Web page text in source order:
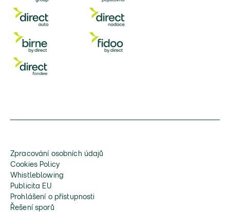
Zpracování osobních údajů
Cookies Policy
Whistleblowing
Publicita EU
Prohlášení o přístupnosti
Řešení sporů